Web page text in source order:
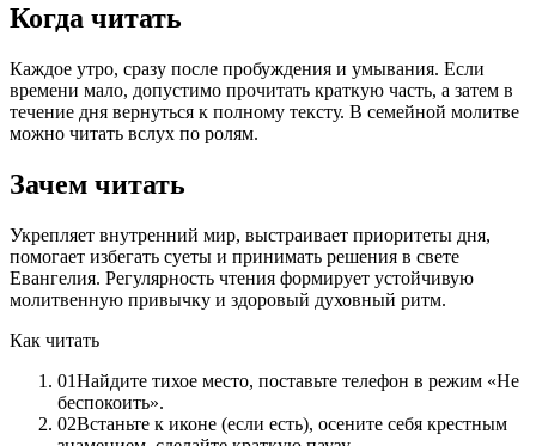
Когда читать
Каждое утро, сразу после пробуждения и умывания. Если
времени мало, допустимо прочитать краткую часть, а затем в
течение дня вернуться к полному тексту. В семейной молитве
можно читать вслух по ролям.
Зачем читать
Укрепляет внутренний мир, выстраивает приоритеты дня,
помогает избегать суеты и принимать решения в свете
Евангелия. Регулярность чтения формирует устойчивую
молитвенную привычку и здоровый духовный ритм.
Как читать
01Найдите тихое место, поставьте телефон в режим «Не
беспокоить».
02Встаньте к иконе (если есть), осените себя крестным